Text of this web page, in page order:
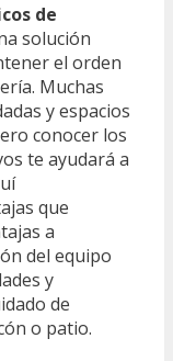
de
solución
el orden
Muchas
y espacios
conocer los
te ayudará a
que
a
del equipo
y
de
o patio.